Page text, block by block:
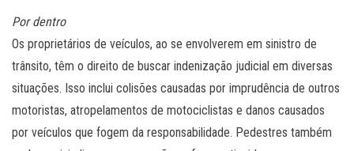
Por dentro
Os proprietários de veículos, ao se envolverem em sinistro de
trânsito, têm o direito de buscar indenização judicial em diversas
situações. Isso inclui colisões causadas por imprudência de outros
motoristas, atropelamentos de motociclistas e danos causados
por veículos que fogem da responsabilidade. Pedestres também